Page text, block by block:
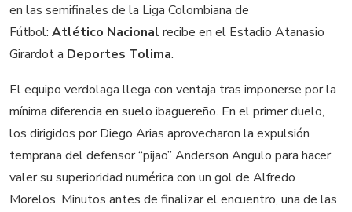
en las semifinales de la Liga Colombiana de
Fútbol: Atlético Nacional recibe en el Estadio Atanasio
Girardota Deportes Tolima.
El equipo verdolaga llega con ventaja tras imponerse por la
mínima diferencia en suelo ibaguereño. En el primer duelo,
los dirigidos por Diego Arias aprovecharon la expulsión
temprana del defensor “pijao” Anderson Angulo para hacer
valer su superioridad numérica con un gol de Alfredo
Morelos. Minutos antes de finalizar el encuentro, una de las